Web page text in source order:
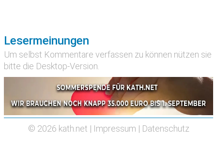
Lesermeinungen
Um selbst Kommentare verfassen zu können nützen sie
bitte die Desktop-Version
© 2026 kath.net | Impressum | Datenschutz